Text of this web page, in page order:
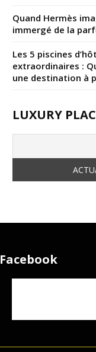
Quand Hermès
immergé de la
Les 5 piscines
extraordinaires :
une destination à
LUXURY
Facebook